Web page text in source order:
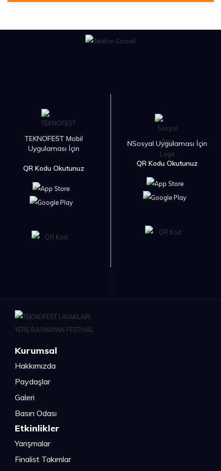
TEKNOFEST Mobil
Uygulaması İçin
QR Kodu Okutunuz
NSosyal Uygulaması İçin
QR Kodu Okutunuz
Kurumsal
Hakkımızda
Paydaşlar
Galeri
Basın Odası
Etkinlikler
Yarışmalar
Finalist Takımlar